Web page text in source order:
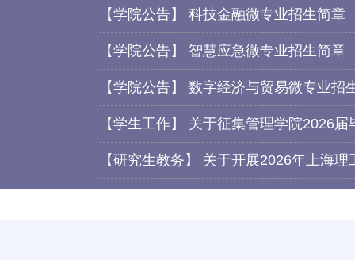
2027招生政策发布会
【学院公告】 科技金融微专业招生简章
【学院公告】 智慧应急微专业招生简章
【学院公告】 数字经济与贸易微专业招
【学生工作】 关于征集管理学院2026届
【研究生教务 】 关于开展2026年上海